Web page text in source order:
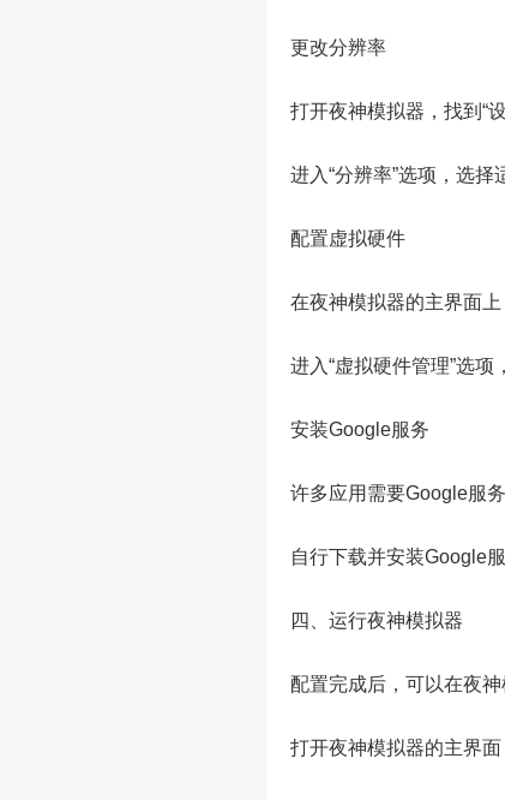
更改分辨率
打开夜神模拟器，找到“设
进入“分辨率”选项，选择
配置虚拟硬件
在夜神模拟器的主界面上
进入“虚拟硬件管理”选
安装Google服务
许多应用需要Google服
自行下载并安装Google
四、运行夜神模拟器
配置完成后，可以在夜
打开夜神模拟器的主界面